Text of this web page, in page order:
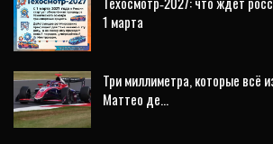
1 марта
Три миллиметра, которые всё
Маттео де…